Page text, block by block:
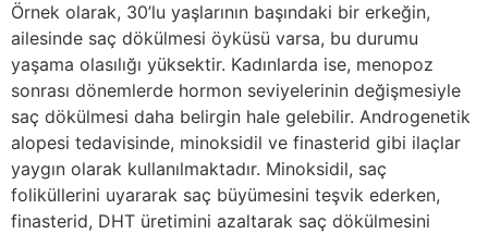
Örnek olarak, 30’lu yaşlarının başındaki bir erkeğin,
ailesinde saç dökülmesi öyküsü varsa, bu durumu
yaşama olasılığı yüksektir. Kadınlarda ise, menopoz
sonrası dönemlerde hormon seviyelerinin değişmesiyle
saç dökülmesi daha belirgin hale gelebilir. Androgenetik
alopesi tedavisinde, minoksidil ve finasterid gibi ilaçlar
yaygın olarak kullanılmaktadır. Minoksidil, saç
foliküllerini uyararak saç büyümesini teşvik ederken,
finasterid, DHT üretimini azaltarak saç dökülmesini